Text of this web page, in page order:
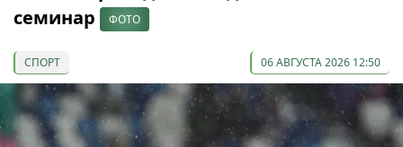
семинар
ФОТО
СПОРТ 06 АВГУСТА 2026 12:50